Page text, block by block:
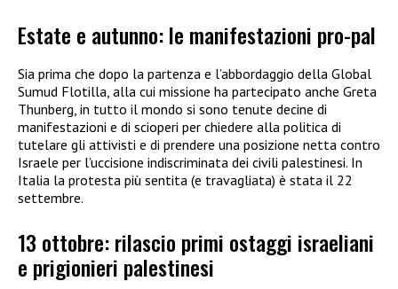
Estate e autunno: le manifestazioni pro-pal
Sia prima che dopo la partenza e l’abbordaggio della Global
Sumud Flotilla, alla cui missione ha partecipato anche Greta
Thunberg, in tutto il mondo si sono tenute decine di
manifestazioni e di scioperi per chiedere alla politica di
tutelare gli attivisti e di prendere una posizione netta contro
Israele per l’uccisione indiscriminata dei civili palestinesi. In
Italia la protesta più sentita (e travagliata) è stata il 22
settembre.
13 ottobre: rilascio primi ostaggi israeliani
e prigionieri palestinesi